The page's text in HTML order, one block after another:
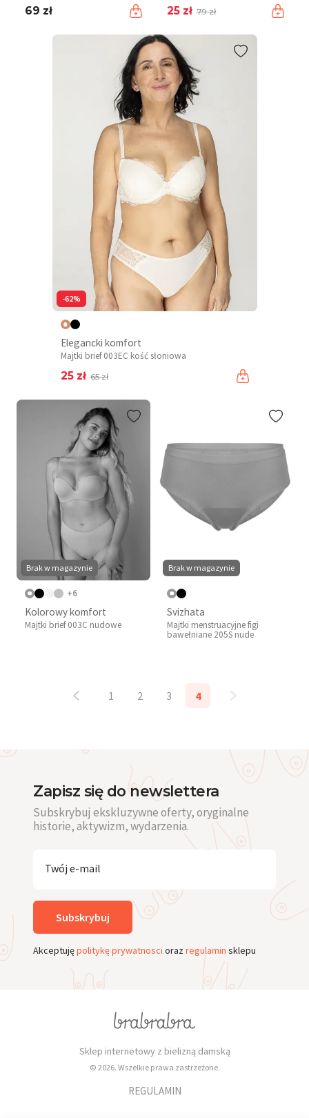
69 zł 25 zł 79 zł
-62%
Elegancki komfort
Majtki brief 003EC kość słoniowa
25 zł 65 zł
Brak w magazynie
+6
Kolorowy komfort
Majtki brief 003C nudowe
Brak w magazynie
Svizhata
Majtki menstruacyjne figi
bawełniane 205S nude
1 2 3 4
Zapisz się do newslettera
Subskrybuj ekskluzywne oferty, oryginalne
historie, aktywizm, wydarzenia.
Twój e-mail
Subskrybuj
Akceptujępolitykę prywatnosci orazregulamin sklepu
Sklep internetowy z bielizną damską
© 2026. Wszelkie prawa zastrzeżone.
REGULAMIN